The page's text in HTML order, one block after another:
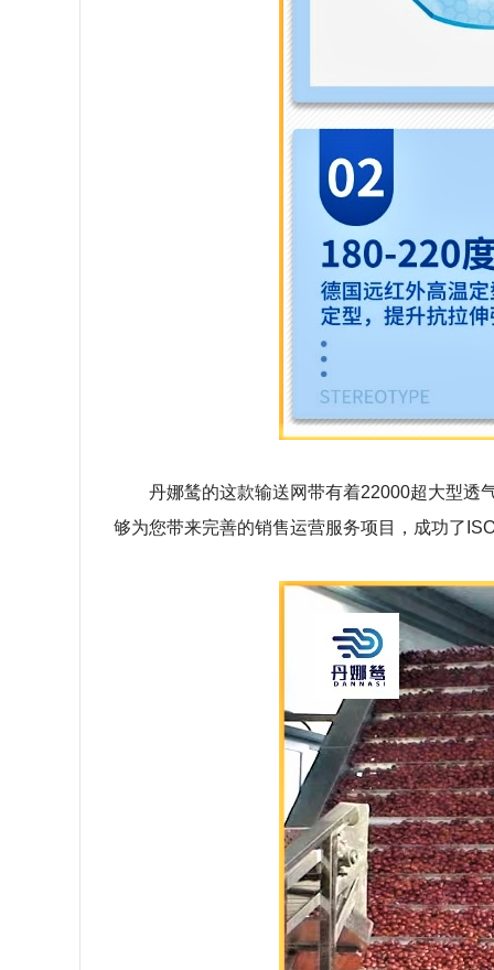
丹娜鸶的这款输送网带有着22000超大型透
够为您带来完善的销售运营服务项目，成功了